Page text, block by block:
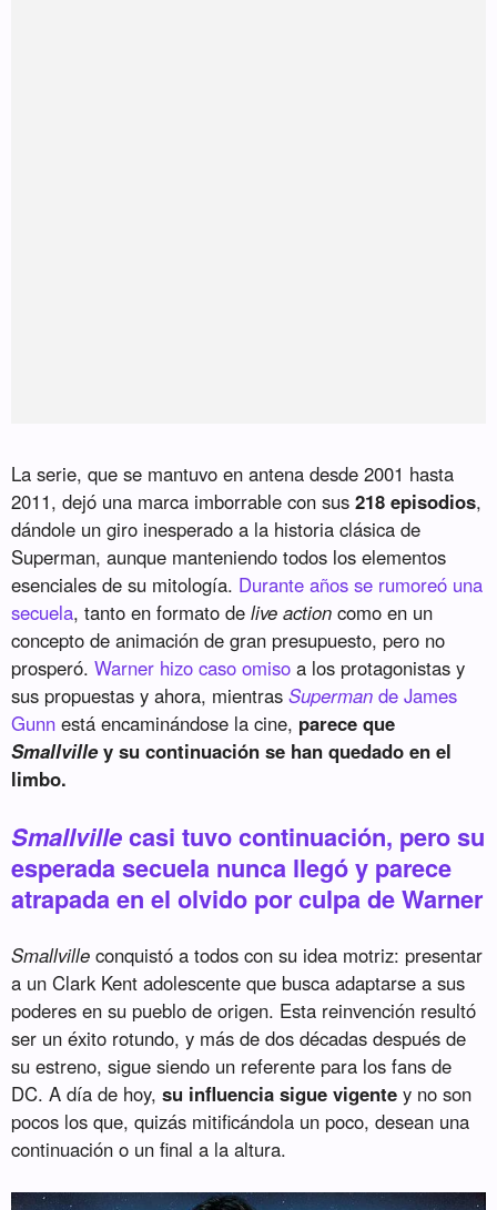
La serie, que se mantuvo en antena desde 2001 hasta
2011, dejó una marca imborrable con sus 218 episodios,
dándole un giro inesperado a la historia clásica de
Superman, aunque manteniendo todos los elementos
esenciales de su mitología. Durante años se rumoreó una
secuela, tanto en formato delive action como en un
concepto de animación de gran presupuesto, pero no
prosperó.Warner hizo caso omiso a los protagonistas y
sus propuestas y ahora, mientrasSuperman de James
Gunn está encaminándose la cine, parece que
Smallvilley su continuación se han quedado en el
limbo.
Smallvillecasi tuvo continuación, pero su
esperada secuela nunca llegó y parece
atrapada en el olvido por culpa de Warner
Smallville conquistó a todos con su idea motriz: presentar
a un Clark Kent adolescente que busca adaptarse a sus
poderes en su pueblo de origen. Esta reinvención resultó
ser un éxito rotundo, y más de dos décadas después de
su estreno, sigue siendo un referente para los fans de
DC. A día de hoy,su influencia sigue vigente y no son
pocos los que, quizás mitificándola un poco, desean una
continuación o un final a la altura.